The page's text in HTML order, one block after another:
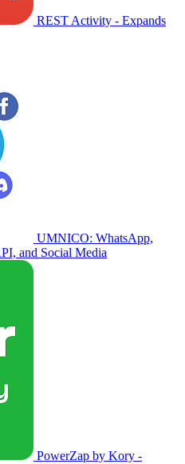
REST Activity - Expands
UMNICO: WhatsApp,
and Social Media
PowerZap by Kory -